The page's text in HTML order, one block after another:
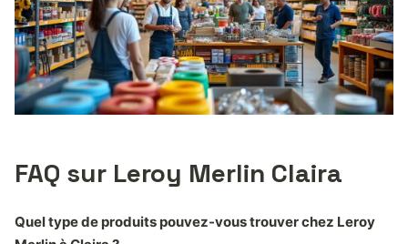
FAQ sur Leroy Merlin Claira
Quel type de produits pouvez-vous trouver chez Leroy